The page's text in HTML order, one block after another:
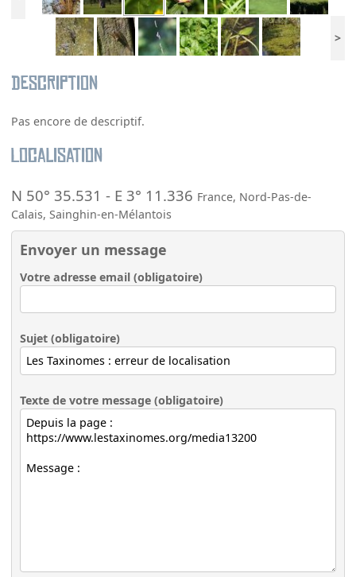
>
Description
Pas encore de descriptif.
Localisation
N 50° 35.531 - E 3° 11.336 France, Nord-Pas-de-
Calais,Sainghin-en-Mélantois
Envoyer un message
Votre adresse email (obligatoire)
Sujet (obligatoire)
Texte de votre message (obligatoire)